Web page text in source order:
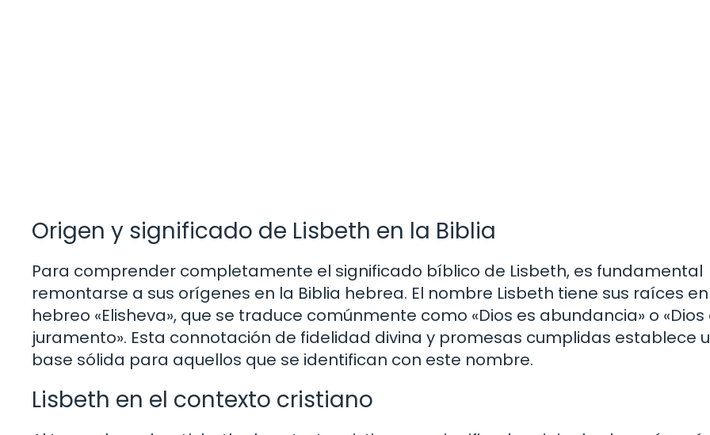
Origen y significado de Lisbeth en la Biblia
Para comprender completamente el significado bíblico de Lisbeth, es fundamental
remontarse a sus orígenes en la Biblia hebrea. El nombre Lisbeth tiene sus raíces
hebreo «Elisheva», que se traduce comúnmente como «Dios es abundancia» o «Dios
juramento». Esta connotación de fidelidad divina y promesas cumplidas establece
base sólida para aquellos que se identifican con este nombre.
Lisbeth en el contexto cristiano